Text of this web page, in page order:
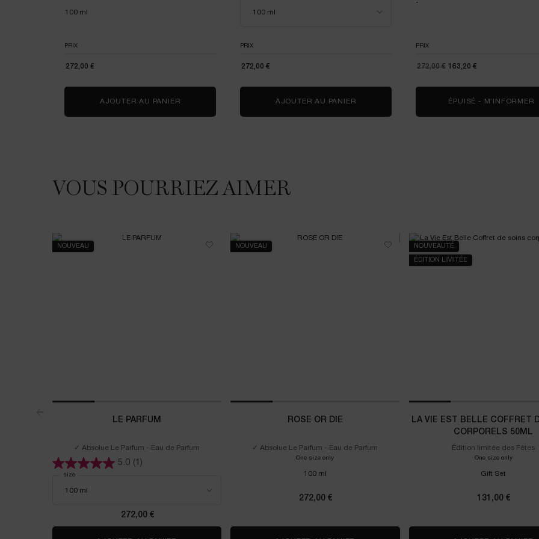
100 ml
-
PRIX
272,00 €
PRIX
272,00 €
PRIX
ANCIEN PRIX
272,00 €
NOUVEAU PRIX
163,20 €
AJOUTER AU PANIER AJOUTER AU PANIER ÉPUISÉ - M’INFORMER
VOUS POURRIEZ AIMERVOUS POURRIEZ AIMER
NOUVEAU
LE PARFUM
✓ Absolue Le Parfum - Eau de Parfum
5.0 (1)
Select a
size
272,00 €
NOUVEAU
ROSE OR DIE
✓ Absolue Le Parfum - Eau de Parfum
One size only
100 ml
272,00 €
NOUVEAUTÉ
ÉDITION LIMITÉE
LA VIE EST BELLE COFFRET
CORPORELS 50ML
Édition limitée des Fêtes
One size onlyfor La
Gift Set
131,00 €